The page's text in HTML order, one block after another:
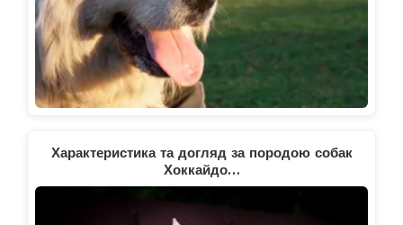
Характеристика та догляд за породою собак
Хоккайдо…